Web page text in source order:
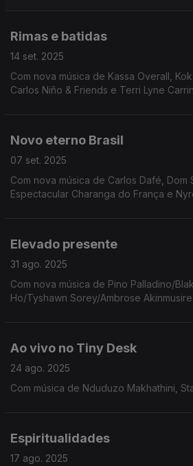
Rimas e batidas
14 set. 2025
Com nova música de Kassa Overall,
Carlos Niño & Friends e Terri Lyne
Novo eterno Brasil
07 set. 2025
Com nova música de Carlos Dafé, Dom
Espectacular Charanga do França e
Elevado presente
31 ago. 2025
Com nova música de Pino Palladino/
Ho/Tyshawn Sorey/Ambrose
Ao vivo no Tiny Desk
24 ago. 2025
Com música de Nduduzo Makhathini,
Espiritualidades
17 ago. 2025